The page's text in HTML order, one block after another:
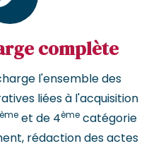
complète
l'ensemble des
liées à l'acquisition
ème et de 4ème catégorie
rédaction des actes